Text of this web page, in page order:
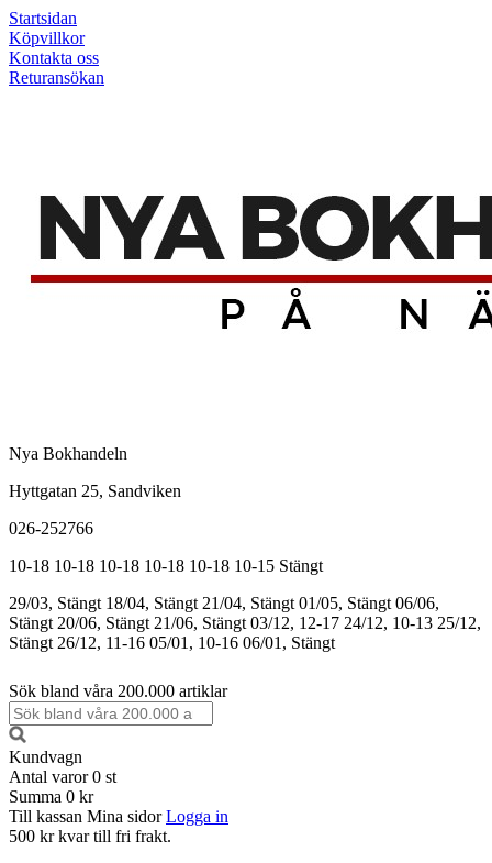
Startsidan
Köpvillkor
Kontakta oss
Returansökan
Nya Bokhandeln
Hyttgatan 25, Sandviken
026-252766
10-18 10-18 10-18 10-18 10-18 10-15 Stängt
29/03, Stängt 18/04, Stängt 21/04, Stängt 01/05, Stängt 06/06,
Stängt 20/06, Stängt 21/06, Stängt 03/12, 12-17 24/12, 10-13 25/12,
Stängt 26/12, 11-16 05/01, 10-16 06/01, Stängt
Sök bland våra 200.000 artiklar
Kundvagn
Antal varor 0 st
Summa 0 kr
Till kassan Mina sidor Logga in
500 kr kvar till fri frakt.